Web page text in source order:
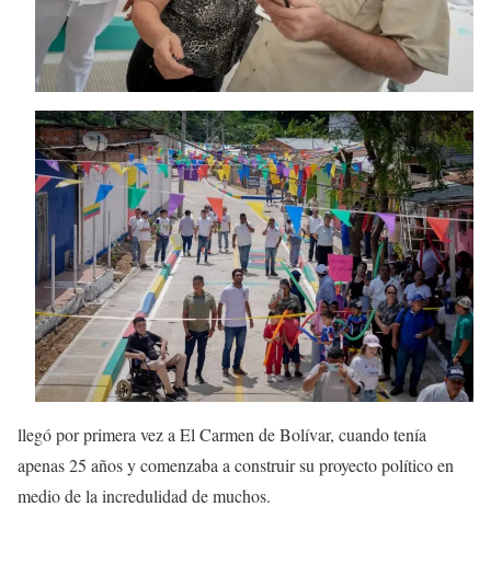
llegó por primera vez a El Carmen de Bolívar, cuando tenía
apenas 25 años y comenzaba a construir su proyecto político en
medio de la incredulidad de muchos.